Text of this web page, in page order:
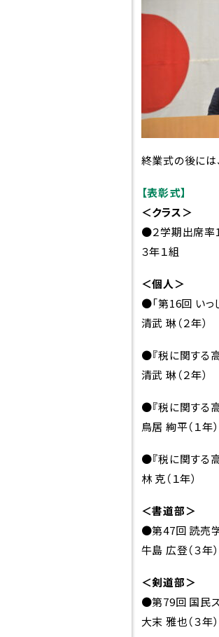
高校紹介
東福岡が目指
校長挨拶
先生紹介
生徒心得
終業式の後には
【表彰式】
＜クラス＞
●２学期出席率
３年１組
＜個人＞
●「第16回 いっ
清武 琳（２年）
●『税に関する
清武 琳（２年）
●『税に関する
鳥居 絢平（１年）
●『税に関する
林 克（１年）
＜書道部＞
●第47回 読売
牛島 広登（３年）
＜剣道部＞
●第79回 国民
大末 雅也（３年）